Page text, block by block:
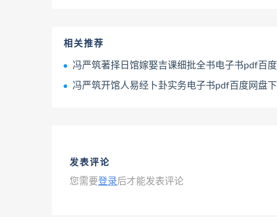
相关推荐
冯严筑著择日馆嫁娶吉课细批全书电子书pdf百度网盘下载学习
冯严筑开馆人易经卜卦实务电子书pdf百度网盘下载学习
发表评论
您需要登录后才能发表评论